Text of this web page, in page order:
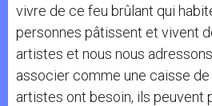
vivre de ce feu brûlant qui
personnes pâtissent et vivent
artistes et nous nous
associer comme une caisse
artistes ont besoin, ils peuvent